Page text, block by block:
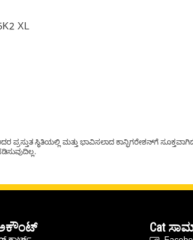
XL
ಸ್ಥಿತಿಯಲ್ಲಿ ಮತ್ತು ಭಾವಿಸಲಾದ ಕಾನ್ಫಿಗರೇಶನ್‌ಗೆ
Cat